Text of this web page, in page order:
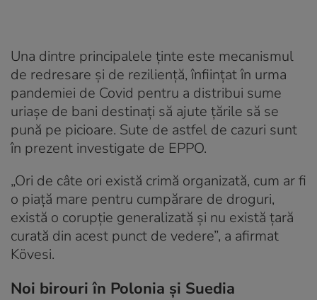
Una dintre principalele ţinte este mecanismul
de redresare şi de rezilienţă, înfiinţat în urma
pandemiei de Covid pentru a distribui sume
uriaşe de bani destinaţi să ajute ţările să se
pună pe picioare. Sute de astfel de cazuri sunt
în prezent investigate de EPPO.
„Ori de câte ori există crimă organizată, cum ar fi
o piaţă mare pentru cumpărare de droguri,
există o corupţie generalizată şi nu există ţară
curată din acest punct de vedere”, a afirmat
Kövesi.
Noi birouri în Polonia și Suedia